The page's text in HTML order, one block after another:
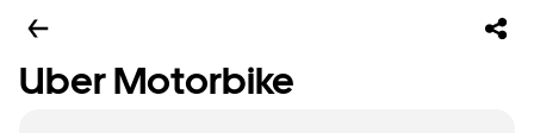
Uber Motorbike